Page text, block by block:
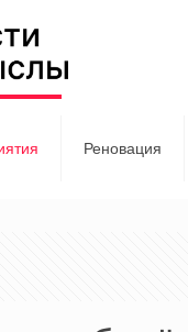
Реновация